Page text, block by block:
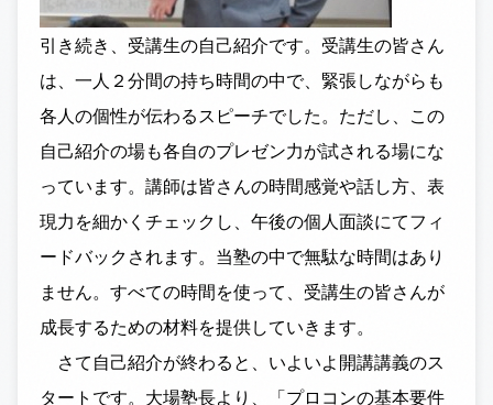
引き続き、受講生の自己紹介です。受講生の皆さん
は、一人２分間の持ち時間の中で、緊張しながらも
各人の個性が伝わるスピーチでした。ただし、この
自己紹介の場も各自のプレゼン力が試される場にな
っています。講師は皆さんの時間感覚や話し方、表
現力を細かくチェックし、午後の個人面談にてフィ
ードバックされます。当塾の中で無駄な時間はあり
ません。すべての時間を使って、受講生の皆さんが
成長するための材料を提供していきます。
さて自己紹介が終わると、いよいよ開講講義のス
タートです。大場塾長より、「プロコンの基本要件